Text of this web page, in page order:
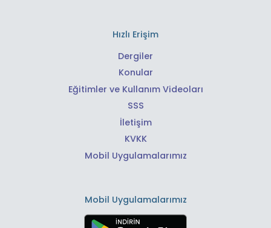
Hızlı Erişim
Dergiler
Konular
Eğitimler ve Kullanım Videoları
SSS
İletişim
KVKK
Mobil Uygulamalarımız
Mobil Uygulamalarımız